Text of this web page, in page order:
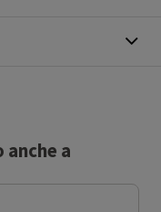
a